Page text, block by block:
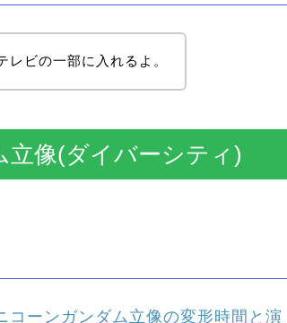
レビの一部に入れるよ。
立像(ダイバーシティ)
コーンガンダム立像の変形時間と演